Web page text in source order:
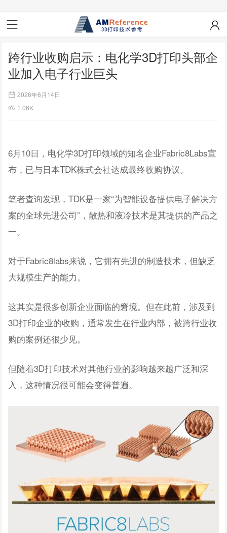
跨行业收购启示：电化学3D打印头部企
业加入电子行业巨头
2026年6月14日
1.06K
6月10日，电化学3D打印领域的知名企业Fabric8Labs宣
布，已与日本TDK株式会社达成最终收购协议。
笔者查询发现，TDK是一家“为智能设备提供电子解决方
案的全球先进公司”，散热和液冷技术是其提供的产品之
一。
对于Fabric8labs来说，它拥有先进的制造技术，但缺乏
大规模生产的能力。
这其实是很多创新企业面临的窘境。但在此前，涉及到
3D打印企业的收购，通常发生在行业内部，被跨行业收
购的案例还很少见。
但随着3D打印技术对其他行业的影响越来越广泛和深
入，这种情况很可能会变得普遍。